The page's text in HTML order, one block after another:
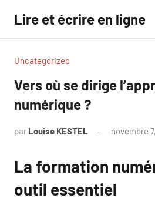
contenu
Lire et écrire en ligne
Uncategorized
Vers où se dirige
numérique ?
par Louise KESTEL novembre
La formation
outil essentiel